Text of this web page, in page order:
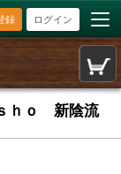
ログイン
録
ｈｏ 新陰流